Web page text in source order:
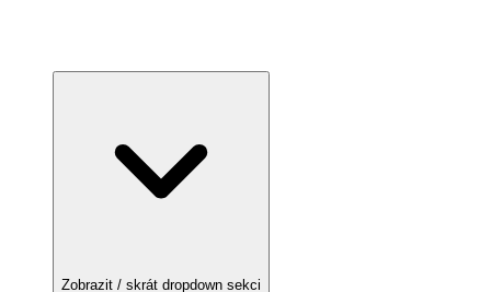
Zobrazit / skrát dropdown sekci